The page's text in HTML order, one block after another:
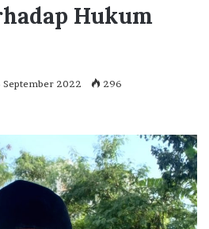
Hukum
September 2022 296